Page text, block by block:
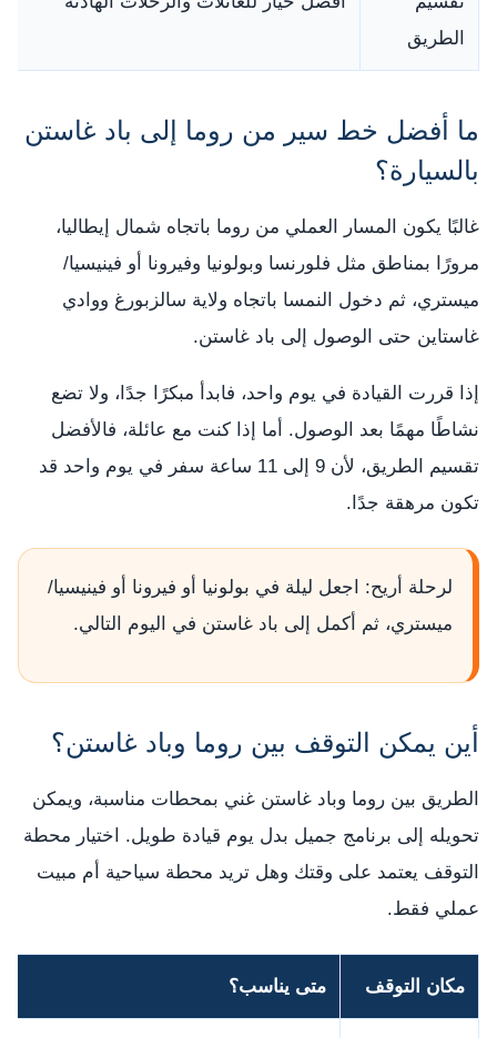
الطريق
ما أفضل خط سير من روما إلى باد غاستن
بالسيارة؟
غالبًا يكون المسار العملي من روما باتجاه شمال إيطاليا،
مرورًا بمناطق مثل فلورنسا وبولونيا وفيرونا أو فينيسيا/
ميستري، ثم دخول النمسا باتجاه ولاية سالزبورغ ووادي
غاستاين حتى الوصول إلى باد غاستن.
إذا قررت القيادة في يوم واحد، فابدأ مبكرًا جدًا، ولا تضع
نشاطًا مهمًا بعد الوصول. أما إذا كنت مع عائلة، فالأفضل
تقسيم الطريق، لأن 9 إلى 11 ساعة سفر في يوم واحد قد
تكون مرهقة جدًا.
لرحلة أريح: اجعل ليلة في بولونيا أو فيرونا أو فينيسيا/
ميستري، ثم أكمل إلى باد غاستن في اليوم التالي.
أين يمكن التوقف بين روما وباد غاستن؟
الطريق بين روما وباد غاستن غني بمحطات مناسبة، ويمكن
تحويله إلى برنامج جميل بدل يوم قيادة طويل. اختيار محطة
التوقف يعتمد على وقتك وهل تريد محطة سياحية أم مبيت
عملي فقط.
مكان التوقف متى يناسب؟